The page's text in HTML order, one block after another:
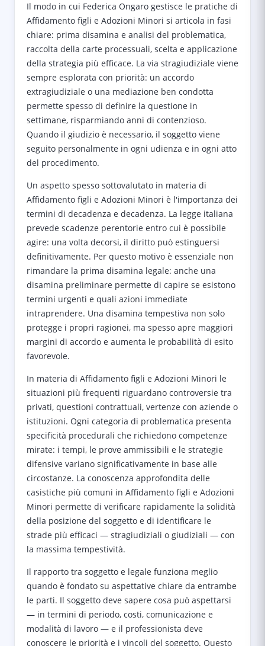
Il modo in cui Federica Ongaro gestisce le pratiche di
Affidamento figli e Adozioni Minori si articola in fasi
chiare: prima disamina e analisi del problematica,
raccolta della carte processuali, scelta e applicazione
della strategia più efficace. La via stragiudiziale viene
sempre esplorata con priorità: un accordo
extragiudiziale o una mediazione ben condotta
permette spesso di definire la questione in
settimane, risparmiando anni di contenzioso.
Quando il giudizio è necessario, il soggetto viene
seguito personalmente in ogni udienza e in ogni atto
del procedimento.
Un aspetto spesso sottovalutato in materia di
Affidamento figli e Adozioni Minori è l'importanza dei
termini di decadenza e decadenza. La legge italiana
prevede scadenze perentorie entro cui è possibile
agire: una volta decorsi, il diritto può estinguersi
definitivamente. Per questo motivo è essenziale non
rimandare la prima disamina legale: anche una
disamina preliminare permette di capire se esistono
termini urgenti e quali azioni immediate
intraprendere. Una disamina tempestiva non solo
protegge i propri ragionei, ma spesso apre maggiori
margini di accordo e aumenta le probabilità di esito
favorevole.
In materia di Affidamento figli e Adozioni Minori le
situazioni più frequenti riguardano controversie tra
privati, questioni contrattuali, vertenze con aziende o
istituzioni. Ogni categoria di problematica presenta
specificità procedurali che richiedono competenze
mirate: i tempi, le prove ammissibili e le strategie
difensive variano significativamente in base alle
circostanze. La conoscenza approfondita delle
casistiche più comuni in Affidamento figli e Adozioni
Minori permette di verificare rapidamente la solidità
della posizione del soggetto e di identificare le
strade più efficaci — stragiudiziali o giudiziali — con
la massima tempestività.
Il rapporto tra soggetto e legale funziona meglio
quando è fondato su aspettative chiare da entrambe
le parti. Il soggetto deve sapere cosa può aspettarsi
— in termini di periodo, costi, comunicazione e
modalità di lavoro — e il professionista deve
conoscere le priorità e i vincoli del soggetto. Questo